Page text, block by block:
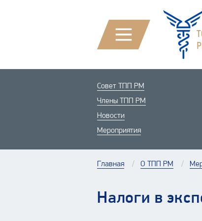
Совет ТПП РМ
Члены ТПП РМ
Новости
Мероприятия
Главная О ТПП РМ
Налоги в